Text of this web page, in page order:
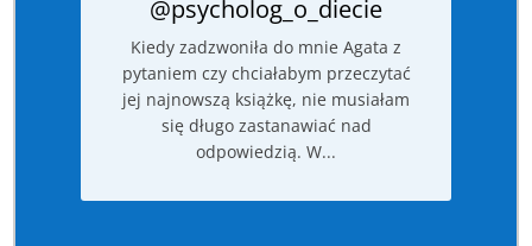
@psycholog_o_diecie
Kiedy zadzwoniła do mnie Agata z
pytaniem czy chciałabym przeczytać
jej najnowszą książkę, nie musiałam
się długo zastanawiać nad
odpowiedzią. W...